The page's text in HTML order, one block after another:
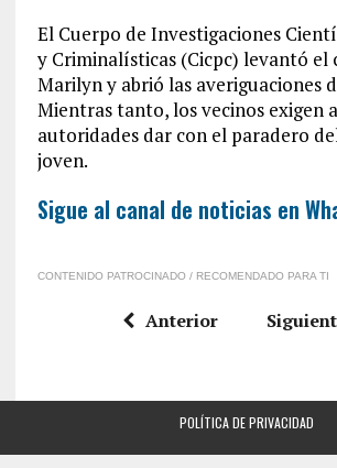
El Cuerpo de Investigaciones
y Criminalísticas (Cicpc) levantó el
Marilyn y abrió las averiguaciones
Mientras tanto, los vecinos exigen
autoridades dar con el paradero
joven.
Sigue al canal de noticias en
CONTENIDO PATROCINADO / RECOMENDADO PARA TI
Anterior
POLÍTICA DE PRIVACIDAD